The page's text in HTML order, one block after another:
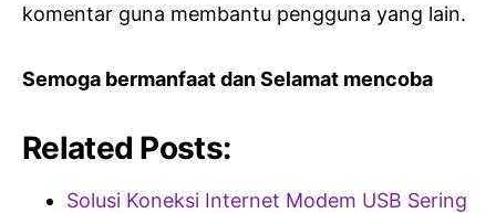
komentar guna membantu pengguna yang lain.
Semoga bermanfaat dan Selamat mencoba
Related Posts:
Solusi Koneksi Internet Modem USB Sering